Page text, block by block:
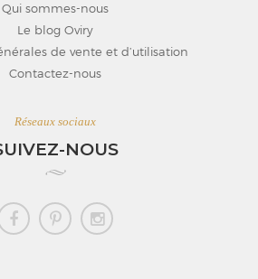
Qui sommes-nous
Le blog Oviry
de vente et d’utilisation
Contactez-nous
Réseaux sociaux
NOUS